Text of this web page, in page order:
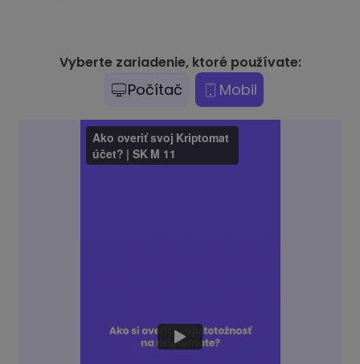
Vyberte zariadenie, ktoré používate:
Počítač Mobil